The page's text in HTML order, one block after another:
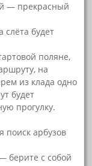
— прекрасный
будет
поляне,
на
из клада одно
будет
прогулку.
поиск арбузов
берите с собой